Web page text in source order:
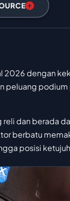
2026 dengan
peluang
dan berada
berbatu
posisi